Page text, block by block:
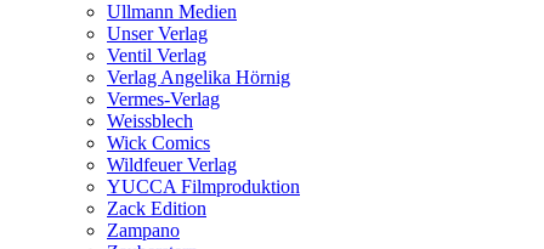
Ullmann Medien
Unser Verlag
Ventil Verlag
Verlag Angelika Hörnig
Vermes-Verlag
Weissblech
Wick Comics
Wildfeuer Verlag
YUCCA Filmproduktion
Zack Edition
Zampano